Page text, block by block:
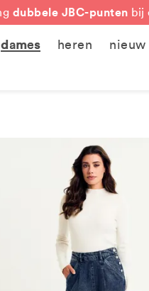
dubbele JBC-punten bij
dames heren nieuw